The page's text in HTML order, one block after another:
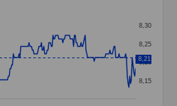
points.
displaying categories.
displaying values. Data ranges
8,15
8,20
8,25
8,30
8,21